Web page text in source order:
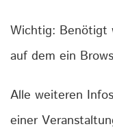
Wichtig: Benötigt
auf dem ein
Alle weiteren
einer